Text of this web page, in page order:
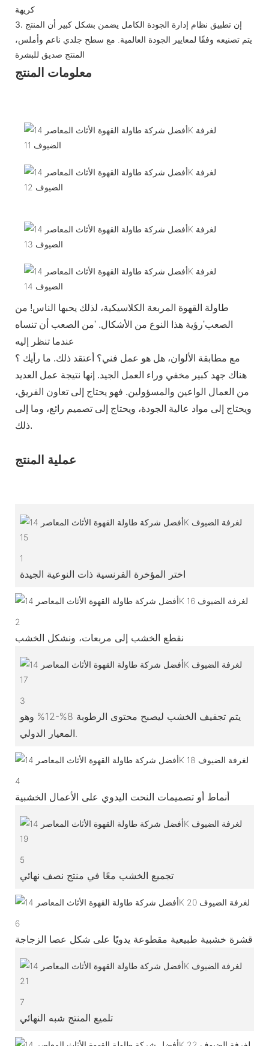
كريهة
3. إن تطبيق نظام إدارة الجودة الكامل يضمن بشكل كبير أن المنتج
يتم تصنيعه وفقًا لمعايير الجودة العالمية. مع سطح جلدي ناعم وأملس،
المنتج صديق للبشرة
معلومات المنتج
طاولة القهوة المربعة الكلاسيكية، لذلك يحبها الناس! من
الصعب'رؤية هذا النوع من الأشكال. 'من الصعب أن تنساه
هناك جهد كبير مخفي وراء العمل الجيد. إنها نتيجة عمل العديد
من العمال الواعين والمسؤولين. فهو يحتاج إلى تعاون الفريق،
ويحتاج إلى مواد عالية الجودة، ويحتاج إلى تصميم رائع، وما إلى
ذلك.
عملية المنتج
1
اختر المؤخرة الفرنسية ذات النوعية الجيدة
2
نقطع الخشب إلى مربعات، ونشكل الخشب
3
يتم تجفيف الخشب ليصبح محتوى الرطوبة 8%-12% وهو
4
أنماط أو تصميمات النحت اليدوي على الأعمال الخشبية
5
تجميع الخشب معًا في منتج نصف نهائي
6
قشرة خشبية طبيعية مقطوعة يدويًا على شكل عصا الزجاجة
7
تلميع المنتج شبه النهائي